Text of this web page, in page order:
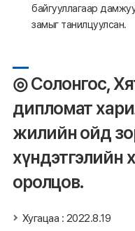
байгууллагаар
замыг танилцуулсан.
◎ Солонгос,
дипломат
жилийн ойд
хүндэтгэлийн
оролцов.
Хугацаа : 2022.8.19